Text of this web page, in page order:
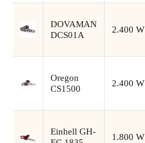
DOVAMAN
DCS01A
2.400 W
Oregon
CS1500
2.400 W
Einhell GH-
1.800 W